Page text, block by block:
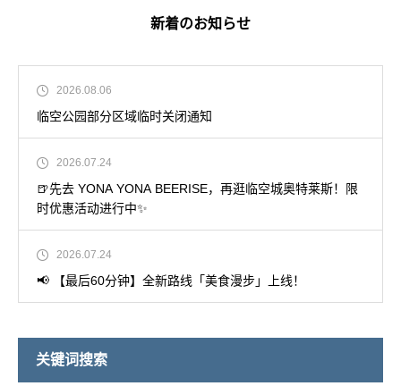
新着のお知らせ
2026.08.06
临空公园部分区域临时关闭通知
2026.07.24
🍺先去 YONA YONA BEERISE，再逛临空城奥特莱斯！限
时优惠活动进行中✨
2026.07.24
📢 【最后60分钟】全新路线「美食漫步」上线！
关键词搜索